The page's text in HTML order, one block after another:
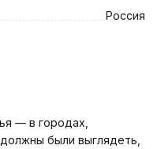
Россия
— в городах,
были выглядеть,